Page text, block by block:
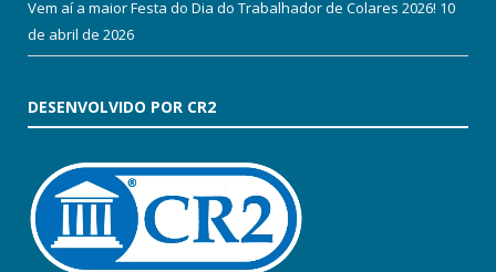
Vem aí a maior Festa do Dia do Trabalhador de Colares 2026! 10
de abril de 2026
DESENVOLVIDO POR CR2